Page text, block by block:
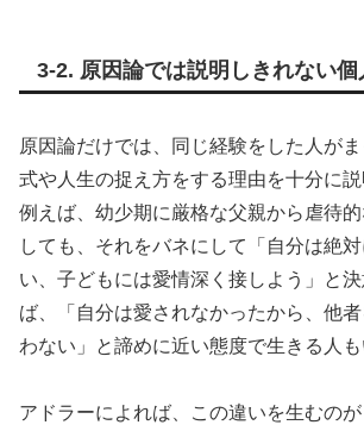
3-2. 原因論では説明しきれない個
原因論だけでは、同じ経験をした人が
式や人生の捉え方をする理由を十分に説
例えば、幼少期に厳格な父親から虐待
しても、それをバネにして「自分は絶
い、子どもには愛情深く接しよう」と
ば、「自分は愛されなかったから、他
わない」と諦めに近い態度で生きる人も
アドラーによれば、この違いを生むのが